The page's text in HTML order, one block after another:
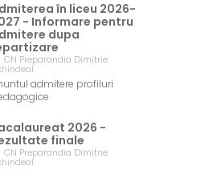
în liceu 2026-
- Informare pentru
dupa
CN Preparandia Dimitrie
admitere profiluri
2026 -
finale
CN Preparandia Dimitrie